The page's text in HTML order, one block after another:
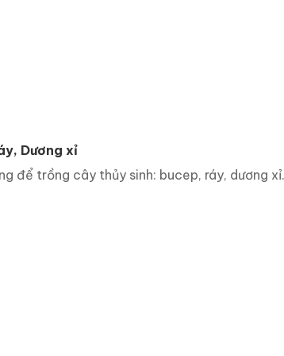
Dương xỉ
để trồng cây thủy sinh: bucep, ráy, dương